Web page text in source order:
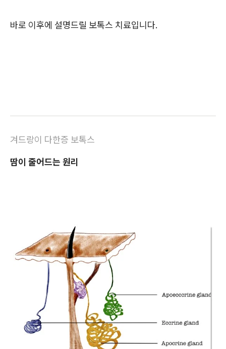
바로 이후에 설명드릴 보톡스 치료입니다.
겨드랑이 다한증 보톡스
땀이 줄어드는 원리